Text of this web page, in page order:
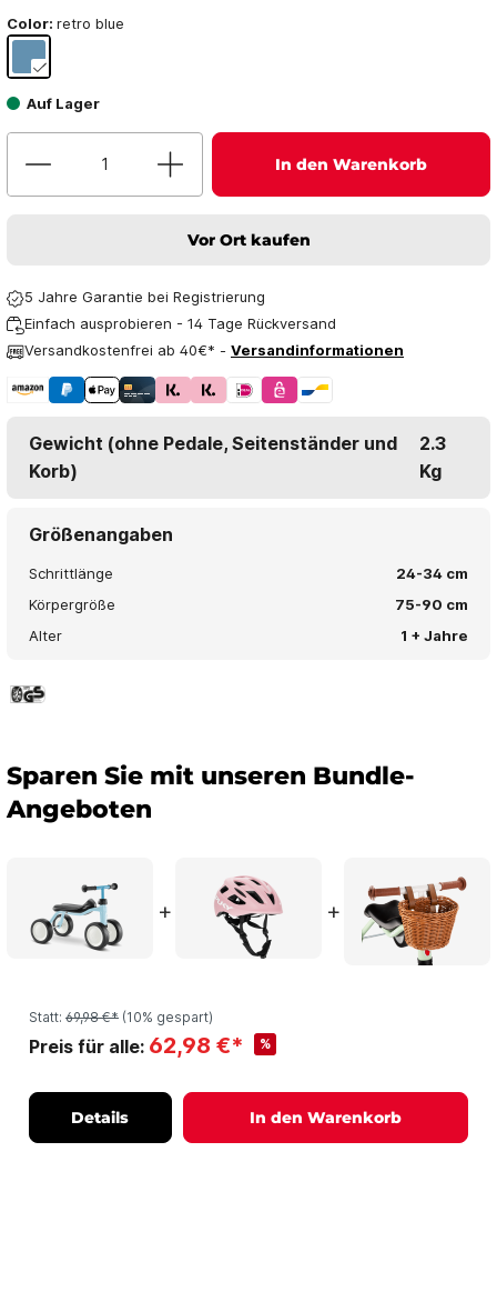
Color: retro blue
Auf Lager
In den Warenkorb
Vor Ort kaufen
5 Jahre Garantie bei Registrierung
Einfach ausprobieren - 14 Tage Rückversand
Versandkostenfrei ab 40€* - Versandinformationen
Gewicht (ohne Pedale, Seitenständer und
Korb)
2.3
Kg
Größenangaben
Schrittlänge
24-34 cm
Körpergröße
75-90 cm
Alter
1 + Jahre
Sparen Sie mit unseren Bundle-
Angeboten
+ +
Statt: 69,98 €* (10% gespart)
Preis für alle: 62,98 €* %
Details In den Warenkorb